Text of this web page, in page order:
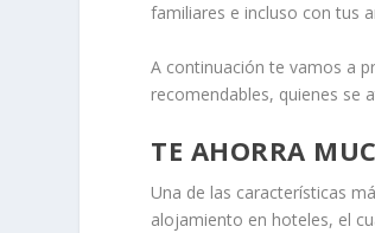
familiares e incluso con tus
A continuación te vamos a
recomendables, quienes se
TE AHORRA
Una de las características
alojamiento en hoteles, el